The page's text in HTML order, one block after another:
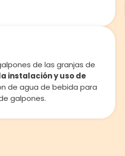
de las granjas de
instalación y uso de
de agua de bebida para
galpones.